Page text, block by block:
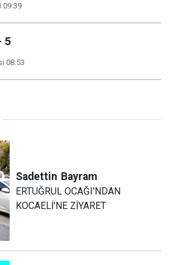
09:39
5
08:53
Sadettin Bayram
ERTUĞRUL OCAĞI'NDAN
KOCAELİ’NE ZİYARET